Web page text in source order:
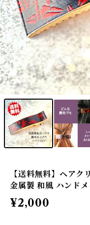
【送料無料】ヘア
金属製 和風 ハンド
¥2,000